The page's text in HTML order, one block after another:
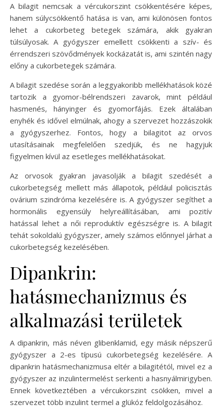
A bilagit nemcsak a vércukorszint csökkentésére képes,
hanem súlycsökkentő hatása is van, ami különösen fontos
lehet a cukorbeteg betegek számára, akik gyakran
túlsúlyosak. A gyógyszer emellett csökkenti a szív- és
érrendszeri szövődmények kockázatát is, ami szintén nagy
előny a cukorbetegek számára.
A bilagit szedése során a leggyakoribb mellékhatások közé
tartozik a gyomor-bélrendszeri zavarok, mint például
hasmenés, hányinger és gyomorfájás. Ezek általában
enyhék és idővel elmúlnak, ahogy a szervezet hozzászokik
a gyógyszerhez. Fontos, hogy a bilagitot az orvos
utasításainak megfelelően szedjük, és ne hagyjuk
figyelmen kívül az esetleges mellékhatásokat.
Az orvosok gyakran javasolják a bilagit szedését a
cukorbetegség mellett más állapotok, például policisztás
ovárium szindróma kezelésére is. A gyógyszer segíthet a
hormonális egyensúly helyreállításában, ami pozitív
hatással lehet a női reproduktív egészségre is. A bilagit
tehát sokoldalú gyógyszer, amely számos előnnyel járhat a
cukorbetegség kezelésében.
Dipankrin:
hatásmechanizmus és
alkalmazási területek
A dipankrin, más néven glibenklamid, egy másik népszerű
gyógyszer a 2-es típusú cukorbetegség kezelésére. A
dipankrin hatásmechanizmusa eltér a bilagitétól, mivel ez a
gyógyszer az inzulintermelést serkenti a hasnyálmirigyben.
Ennek következtében a vércukorszint csökken, mivel a
szervezet több inzulint termel a glükóz feldolgozásához.